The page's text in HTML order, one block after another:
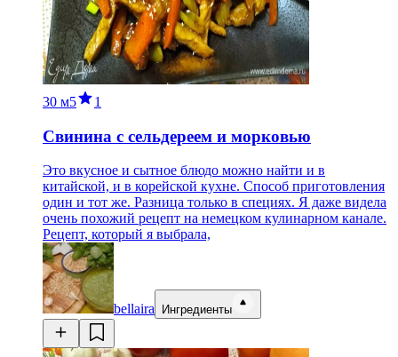
30 м5 1
Свинина с сельдереем и морковью
Это вкусное и сытное блюдо можно найти и в
китайской, и в корейской кухне. Способ приготовления
один и тот же. Разница только в специях. Я даже видела
очень похожий рецепт на немецком кулинарном канале.
Рецепт, который я выбрала,
bellaira Ингредиенты